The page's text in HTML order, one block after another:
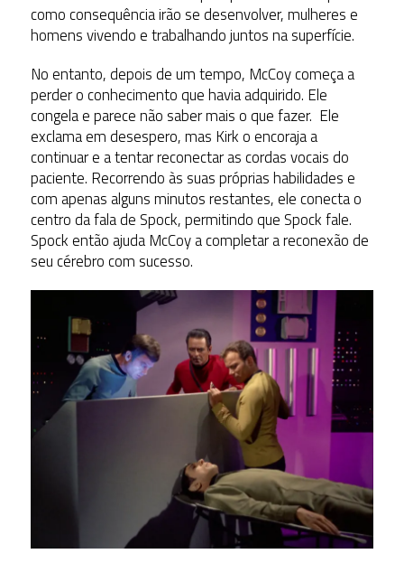
como consequência irão se desenvolver, mulheres e
homens vivendo e trabalhando juntos na superfície.
No entanto, depois de um tempo, McCoy começa a
perder o conhecimento que havia adquirido. Ele
congela e parece não saber mais o que fazer. Ele
exclama em desespero, mas Kirk o encoraja a
continuar e a tentar reconectar as cordas vocais do
paciente. Recorrendo às suas próprias habilidades e
com apenas alguns minutos restantes, ele conecta o
centro da fala de Spock, permitindo que Spock fale.
Spock então ajuda McCoy a completar a reconexão de
seu cérebro com sucesso.